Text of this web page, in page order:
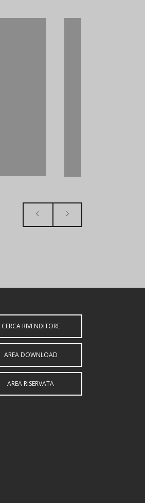
CERCA RIVENDITORE
AREA DOWNLOAD
AREA RISERVATA